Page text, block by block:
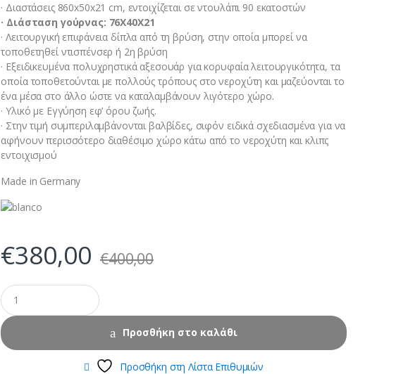
· Διαστάσεις 860x50x21 cm, εντοιχίζεται σε ντουλάπι 90 εκατοστών
· Διάσταση γούρνας: 76X40X21
· Λειτουργική επιφάνεια δίπλα από τη βρύση, στην οποία μπορεί να
τοποθετηθεί ντισπένσερ ή 2η βρύση
· Εξειδικευμένα πολυχρηστικά αξεσουάρ για κορυφαία λειτουργικότητα, τα
οποία τοποθετούνται με πολλούς τρόπους στο νεροχύτη και μαζεύονται το
ένα μέσα στο άλλο ώστε να καταλαμβάνουν λιγότερο χώρο.
· Υλικό με Εγγύηση εφ’ όρου ζωής.
· Στην τιμή συμπεριλαμβάνονται βαλβίδες, σιφόν ειδικά σχεδιασμένα για να
αφήνουν περισσότερο διαθέσιμο χώρο κάτω από το νεροχύτη και κλιπς
εντοιχισμού
Made in Germany
€380,00 €400,00
Προσθήκη στο καλάθι
Προσθήκη στη Λίστα Επιθυμιών